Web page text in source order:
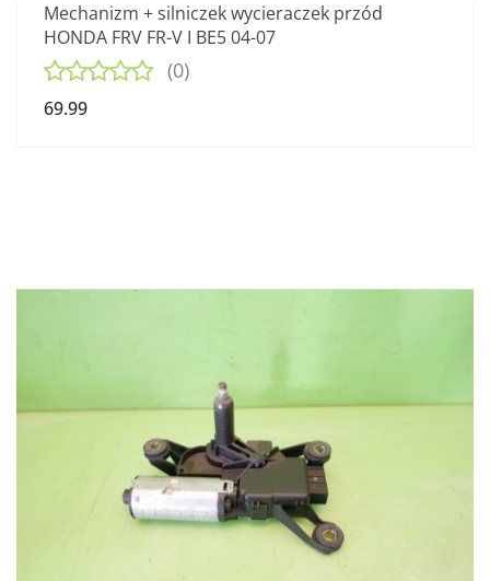
Mechanizm + silniczek wycieraczek przód
HONDA FRV FR-V I BE5 04-07
(0)
69.99